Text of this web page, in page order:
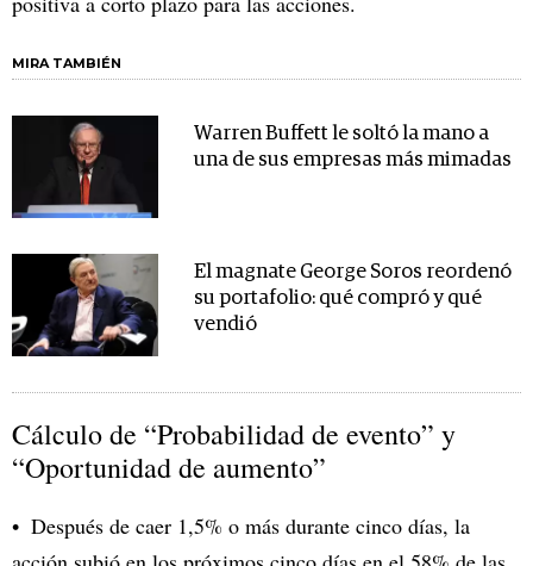
MIRA TAMBIÉN
Warren Buffett le soltó la mano a
una de sus empresas más mimadas
El magnate George Soros reordenó
su portafolio: qué compró y qué
vendió
Cálculo de “Probabilidad de evento” y
“Oportunidad de aumento”
Después de caer 1,5% o más durante cinco días, la